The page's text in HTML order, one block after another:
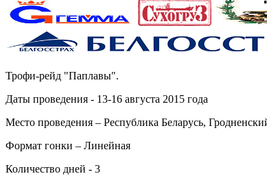
Трофи-рейд "Паплавы".
Даты проведения - 13-16 августа 2015 года
Место проведения – Республика Беларусь,
Формат гонки – Линейная
Количество дней - 3